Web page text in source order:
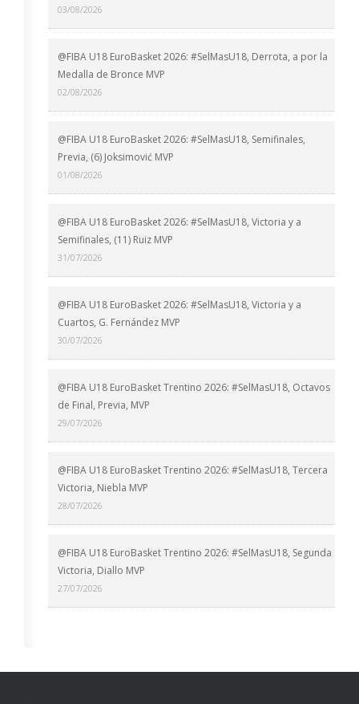
03/08/2026
@FIBA U18 EuroBasket 2026: #SelMasU18, Derrota, a por la
Medalla de Bronce MVP
02/08/2026
@FIBA U18 EuroBasket 2026: #SelMasU18, Semifinales,
Previa, (6) Joksimović MVP
01/08/2026
@FIBA U18 EuroBasket 2026: #SelMasU18, Victoria y a
Semifinales, (11) Ruiz MVP
31/07/2026
@FIBA U18 EuroBasket 2026: #SelMasU18, Victoria y a
Cuartos, G. Fernández MVP
30/07/2026
@FIBA U18 EuroBasket Trentino 2026: #SelMasU18, Octavos
de Final, Previa, MVP
29/07/2026
@FIBA U18 EuroBasket Trentino 2026: #SelMasU18, Tercera
Victoria, Niebla MVP
28/07/2026
@FIBA U18 EuroBasket Trentino 2026: #SelMasU18, Segunda
Victoria, Diallo MVP
27/07/2026